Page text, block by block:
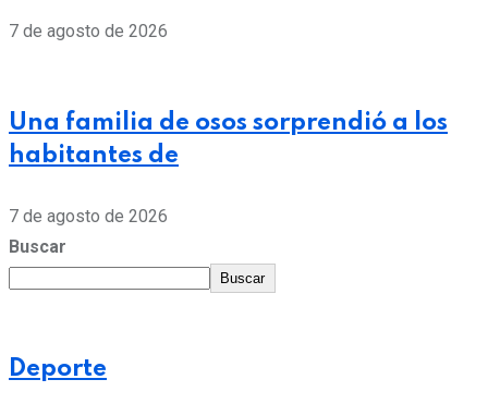
7 de agosto de 2026
Una familia de osos sorprendió a los
habitantes de
7 de agosto de 2026
Buscar
Buscar
Deporte